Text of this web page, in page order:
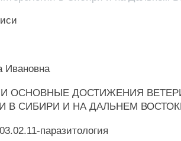
И ОСНОВНЫЕ ДОСТИЖЕНИЯ
В СИБИРИ И НА ДАЛЬНЕМ
паразитология